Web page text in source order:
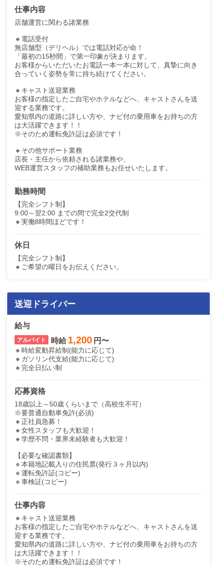
仕事内容
店舗運営に関わる諸業務
🔸電話受付
無店舗型（デリヘル）では電話対応が命！
「最初の15秒間」で第一印象が決まります。
お客様からいただいたお電話一本一本に対して、真摯に向き
合っていく姿勢を常に持ち続けてください。
🔸キャスト送迎業務
お客様の指定したご自宅やホテルなどへ、キャストさんを送
迎する業務です。
愛知県内の道路に詳しい方や、ナビ付の乗用車をお持ちの方
は大活躍できます！！
※そのため運転免許証は必須です！
🔸その他サポート業務
店長・主任から依頼される諸業務や、
WEB運営スタッフの補助業務もお任せいたします。
勤務時間
【完全シフト制】
9:00～翌2:00 までの間で完全2交代制
🔸実働8時間ほどです！
休日
【完全シフト制】
🔸ご希望の曜日をお伝えください。
送迎ドライバー
給与
時給 1,200 円〜
🔸時給変動昇給制(能力に応じて)
🔸ガソリン代支給(能力に応じて)
🔸完全日払い制
応募資格
18歳以上～50歳くらいまで（高校生不可）
※要普通自動車免許(必須)
🔸正社員急募！
🔸女性スタッフも大歓迎！
🔸学歴不問・業界未経験者も大歓迎！
【必要な確認書類】
🔹本籍地記載入りの住民票(発行３ヶ月以内)
🔹運転免許証(コピー)
🔹車検証(コピー)
仕事内容
🔸キャスト送迎業務
お客様の指定したご自宅やホテルなどへ、キャストさんを送
迎する業務です。
愛知県内の道路に詳しい方や、ナビ付の乗用車をお持ちの方
は大活躍できます！！
※そのため運転免許証は必須です！